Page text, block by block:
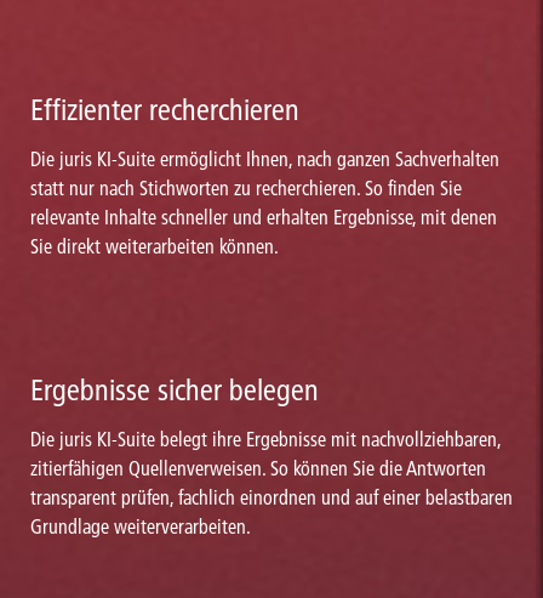
Effizienter recherchieren
Die juris KI-Suite ermöglicht Ihnen, nach ganzen Sachverhalten
statt nur nach Stichworten zu recherchieren. So finden Sie
relevante Inhalte schneller und erhalten Ergebnisse, mit denen
Sie direkt weiterarbeiten können.
Ergebnisse sicher belegen
Die juris KI-Suite belegt ihre Ergebnisse mit nachvollziehbaren,
zitierfähigen Quellenverweisen. So können Sie die Antworten
transparent prüfen, fachlich einordnen und auf einer belastbaren
Grundlage weiterverarbeiten.